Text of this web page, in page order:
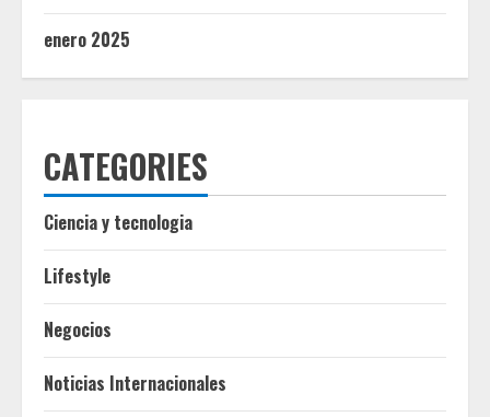
enero 2025
CATEGORIES
Ciencia y tecnologia
Lifestyle
Negocios
Noticias Internacionales